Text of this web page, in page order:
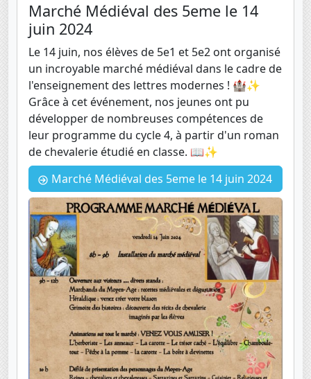
Marché Médiéval des 5eme le 14
juin 2024
Le 14 juin, nos élèves de 5e1 et 5e2 ont organisé
un incroyable marché médiéval dans le cadre de
l'enseignement des lettres modernes ! 🏰✨
Grâce à cet événement, nos jeunes ont pu
développer de nombreuses compétences de
leur programme du cycle 4, à partir d'un roman
de chevalerie étudié en classe. 📖✨
Marché Médiéval des 5eme le 14 juin 2024